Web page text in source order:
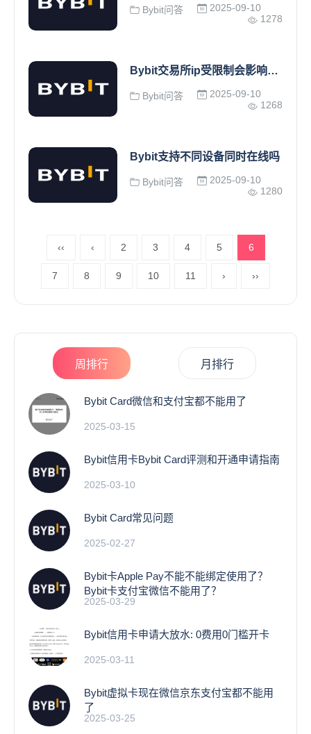
Bybit问答
2025-09-10
1278
Bybit交易所ip受限制会影响我的资产吗？
Bybit问答
2025-09-10
1268
Bybit支持不同设备同时在线吗
Bybit问答
2025-09-10
1280
‹‹ ‹ 2 3 4 5 6
7 8 9 10 11 › ››
周排行 月排行
Bybit Card微信和支付宝都不能用了
2025-03-15
Bybit信用卡Bybit Card评测和开通申请指南
2025-03-10
Bybit Card常见问题
2025-02-27
Bybit卡Apple Pay不能不能绑定使用了？
Bybit卡支付宝微信不能用了？
2025-03-29
Bybit信用卡申请大放水: 0费用0门槛开卡
2025-03-11
Bybit虚拟卡现在微信京东支付宝都不能用
了
2025-03-25